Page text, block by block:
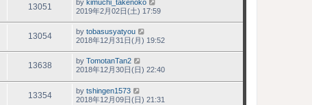
13051 by kimuchi_takenoko
2019年2月02日(土) 17:59
13054 by tobasusyatyou
2018年12月31日(月) 19:52
13638 by TomotanTan2
2018年12月30日(日) 22:40
13354 by tshingen1573
2018年12月09日(日) 21:31